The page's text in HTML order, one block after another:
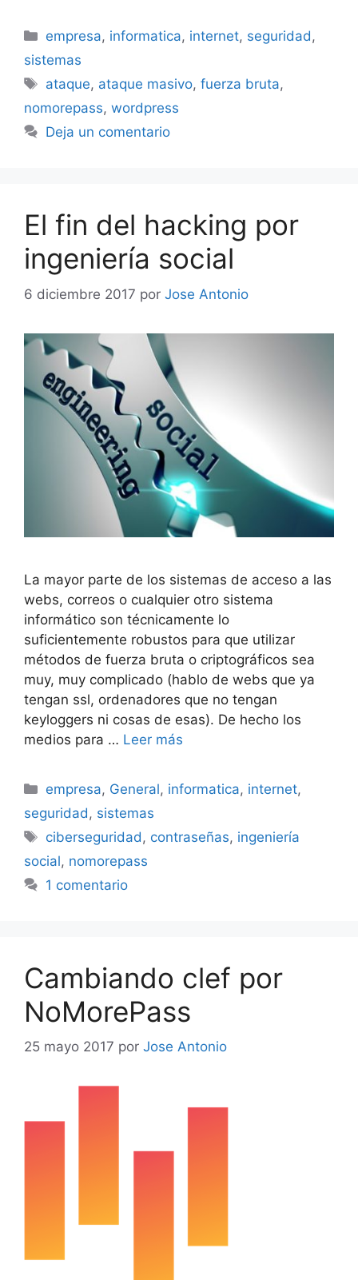
Categorías
empresa, informatica, internet, seguridad,
sistemas
Etiquetas
ataque, ataque masivo,fuerza bruta,
nomorepass, wordpress
Deja un comentario
El fin del hacking por
ingeniería social
6 diciembre 2017 por Jose Antonio
La mayor parte de los sistemas de acceso a las
webs, correos o cualquier otro sistema
informático son técnicamente lo
suficientemente robustos para que utilizar
métodos de fuerza bruta o criptográficos sea
muy, muy complicado (hablo de webs que ya
tengan ssl, ordenadores que no tengan
keyloggers ni cosas de esas). De hecho los
medios para … Leer más
Categorías
empresa, General, informatica, internet,
seguridad , sistemas
Etiquetas
ciberseguridad , contraseñas, ingeniería
social, nomorepass
1 comentario
Cambiando clef por
NoMorePass
25 mayo 2017 por Jose Antonio